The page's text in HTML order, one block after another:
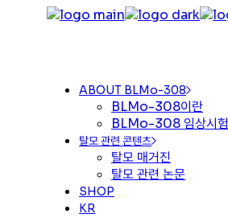
ABOUT BLMo-308
BLMo-308이란
BLMo-308 임상시험
탈모 관련 콘텐츠
탈모 매거진
탈모 관련 논문
SHOP
KR